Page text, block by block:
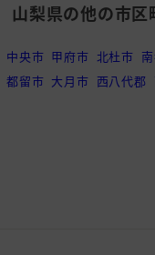
山梨県の他の市
中央市 甲府市 北杜市
都留市 大月市 西八代郡